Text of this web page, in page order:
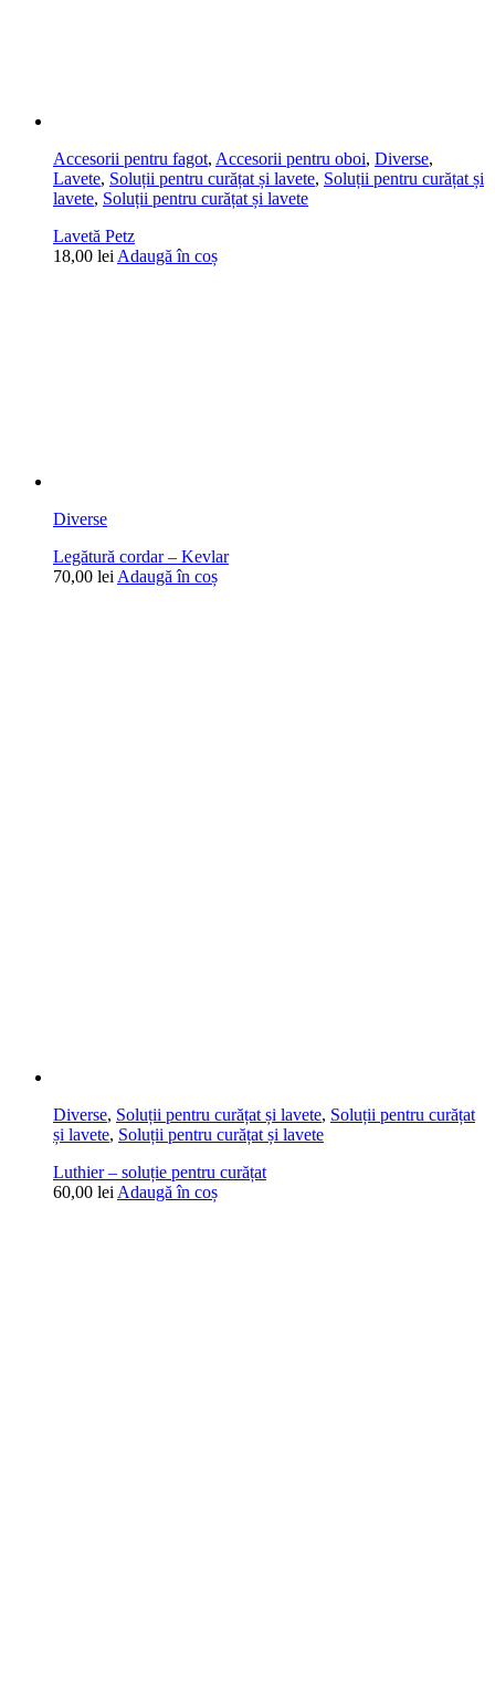
Accesorii pentru fagot, Accesorii pentru oboi, Diverse,
Lavete, Soluții pentru curățat și lavete, Soluții pentru curățat și
lavete, Soluții pentru curățat și lavete
Lavetă Petz
18,00 lei Adaugă în coș
Diverse
Legătură cordar – Kevlar
70,00 lei Adaugă în coș
Diverse, Soluții pentru curățat și lavete, Soluții pentru curățat
și lavete, Soluții pentru curățat și lavete
Luthier – soluție pentru curățat
60,00 lei Adaugă în coș